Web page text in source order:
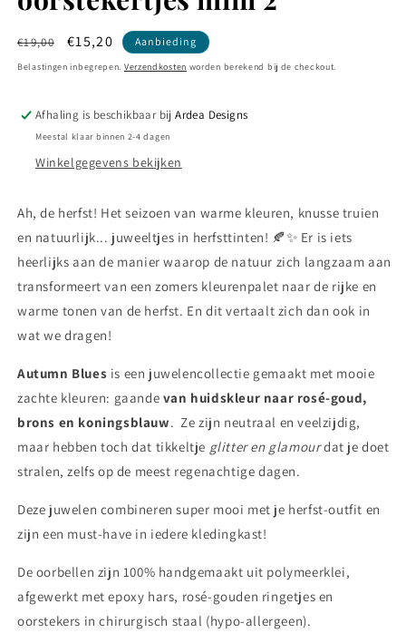
Normale
prijs
€19,00 Aanbiedingsprijs
€15,20 Aanbieding
Belastingen inbegrepen. Verzendkosten worden berekend bij de checkout.
Afhaling is beschikbaar bijArdea Designs
Meestal klaar binnen 2-4 dagen
Winkelgegevens bekijken
Ah, de herfst! Het seizoen van warme kleuren, knusse truien
en natuurlijk... juweeltjes in herfsttinten! 🍂✨ Er is iets
heerlijks aan de manier waarop de natuur zich langzaam aan
transformeert van een zomers kleurenpalet naar de rijke en
warme tonen van de herfst. En dit vertaalt zich dan ook in
wat we dragen!
Autumn Blues is een juwelencollectie gemaakt met mooie
zachte kleuren: gaande van huidskleur naar rosé-goud,
brons en koningsblauw. Ze zijn neutraal en veelzijdig,
maar hebben toch dat tikkeltje glitter en glamourdat je doet
stralen, zelfs op de meest regenachtige dagen.
Deze juwelen combineren super mooi met je herfst-outfit en
zijn een must-have in iedere kledingkast!
De oorbellen zijn 100% handgemaakt uit polymeerklei,
afgewerkt met epoxy hars, rosé-gouden ringetjes en
oorstekers in chirurgisch staal (hypo-allergeen).